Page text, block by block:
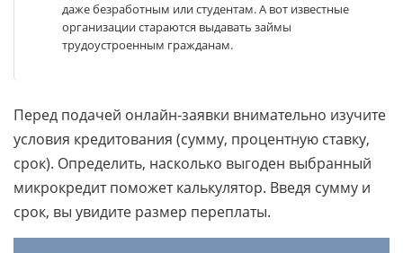
даже безработным или студентам. А вот известные
организации стараются выдавать займы
трудоустроенным гражданам.
Перед подачей онлайн-заявки внимательно изучите
условия кредитования (сумму, процентную ставку,
срок). Определить, насколько выгоден выбранный
микрокредит поможет калькулятор. Введя сумму и
срок, вы увидите размер переплаты.